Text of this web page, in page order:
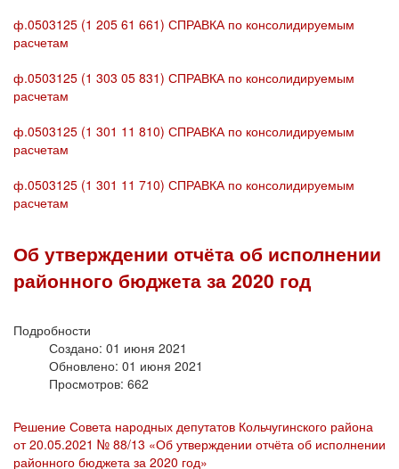
ф.0503125 (1 205 61 661) СПРАВКА по консолидируемым
расчетам
ф.0503125 (1 303 05 831) СПРАВКА по консолидируемым
расчетам
ф.0503125 (1 301 11 810) СПРАВКА по консолидируемым
расчетам
ф.0503125 (1 301 11 710) СПРАВКА по консолидируемым
расчетам
Об утверждении отчёта об исполнении
районного бюджета за 2020 год
Подробности
Создано: 01 июня 2021
Обновлено: 01 июня 2021
Просмотров: 662
Решение Совета народных депутатов Кольчугинского района
от 20.05.2021 № 88/13 «Об утверждении отчёта об исполнении
районного бюджета за 2020 год»